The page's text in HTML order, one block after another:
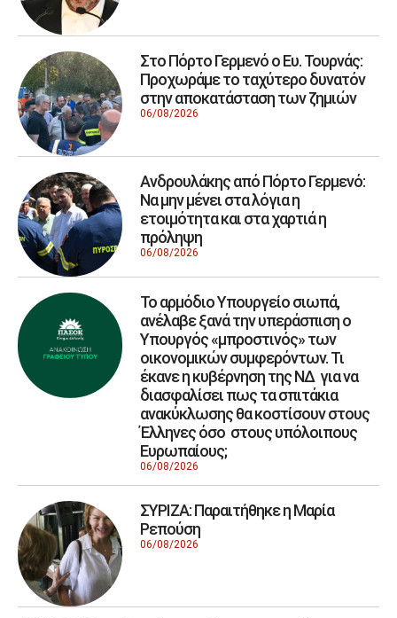
Στο Πόρτο Γερμενό ο Ευ. Τουρνάς:
Προχωράμε το ταχύτερο δυνατόν
στην αποκατάσταση των ζημιών
06/08/2026
Ανδρουλάκης από Πόρτο Γερμενό:
Να μην μένει στα λόγια η
ετοιμότητα και στα χαρτιά η
πρόληψη
06/08/2026
Το αρμόδιο Υπουργείο σιωπά,
ανέλαβε ξανά την υπεράσπιση ο
Υπουργός «μπροστινός» των
οικονομικών συμφερόντων. Τι
έκανε η κυβέρνηση της ΝΔ για να
διασφαλίσει πως τα σπιτάκια
ανακύκλωσης θα κοστίσουν στους
Έλληνες όσο στους υπόλοιπους
Ευρωπαίους;
06/08/2026
ΣΥΡΙΖΑ: Παραιτήθηκε η Μαρία
Ρεπούση
06/08/2026